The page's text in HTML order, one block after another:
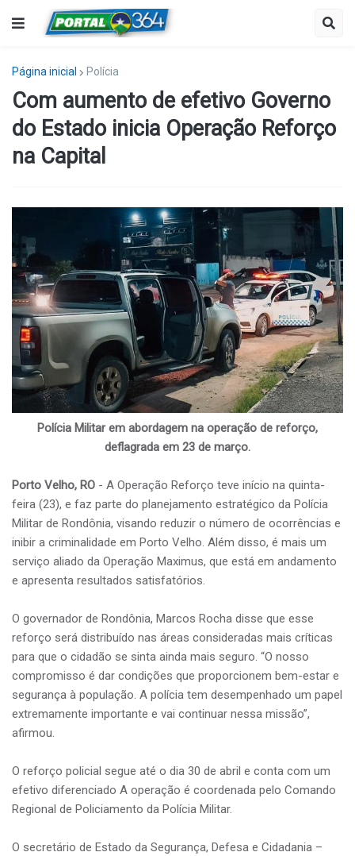
Página inicial Polícia
Com aumento de efetivo Governo
do Estado inicia Operação Reforço
na Capital
Polícia Militar em abordagem na operação de reforço,
deflagrada em 23 de março.
Porto Velho, RO - A Operação Reforço teve início na quinta-
feira (23), e faz parte do planejamento estratégico da Polícia
Militar de Rondônia, visando reduzir o número de ocorrências e
inibir a criminalidade em Porto Velho. Além disso, é mais um
serviço aliado da Operação Maximus, que está em andamento
e apresenta resultados satisfatórios.
O governador de Rondônia, Marcos Rocha disse que esse
reforço será distribuído nas áreas consideradas mais críticas
para que o cidadão se sinta ainda mais seguro. “O nosso
compromisso é dar condições que proporcionem bem-estar e
segurança à população. A polícia tem desempenhado um papel
extremamente importante e vai continuar nessa missão”,
afirmou.
O reforço policial segue até o dia 30 de abril e conta com um
efetivo diferenciado A operação é coordenada pelo Comando
Regional de Policiamento da Polícia Militar.
O secretário de Estado da Segurança, Defesa e Cidadania –